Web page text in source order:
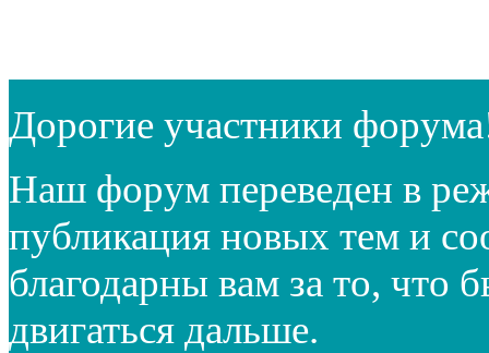
Дорогие участники
Наш форум переведен в
публикация новых тем и
благодарны вам за то, что
двигаться дальше.